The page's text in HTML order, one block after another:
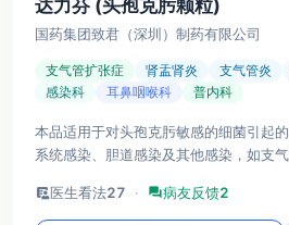
达力芬 (头孢克肟颗粒)
国药集团致君（深圳）制药有限公司
支气管扩张症 肾盂肾炎 支气管炎
感染科
耳鼻咽喉科 普内科
本品适用于对头孢克肟敏感的细菌引起
系统感染、胆道感染及其他感染，如支
clinical_notes医生看法27 · forum病友反馈2